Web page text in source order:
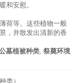
和安慰。
荷等。这些植物一般
，并散发出清新的香
墓植被种类, 祭奠环境
类）